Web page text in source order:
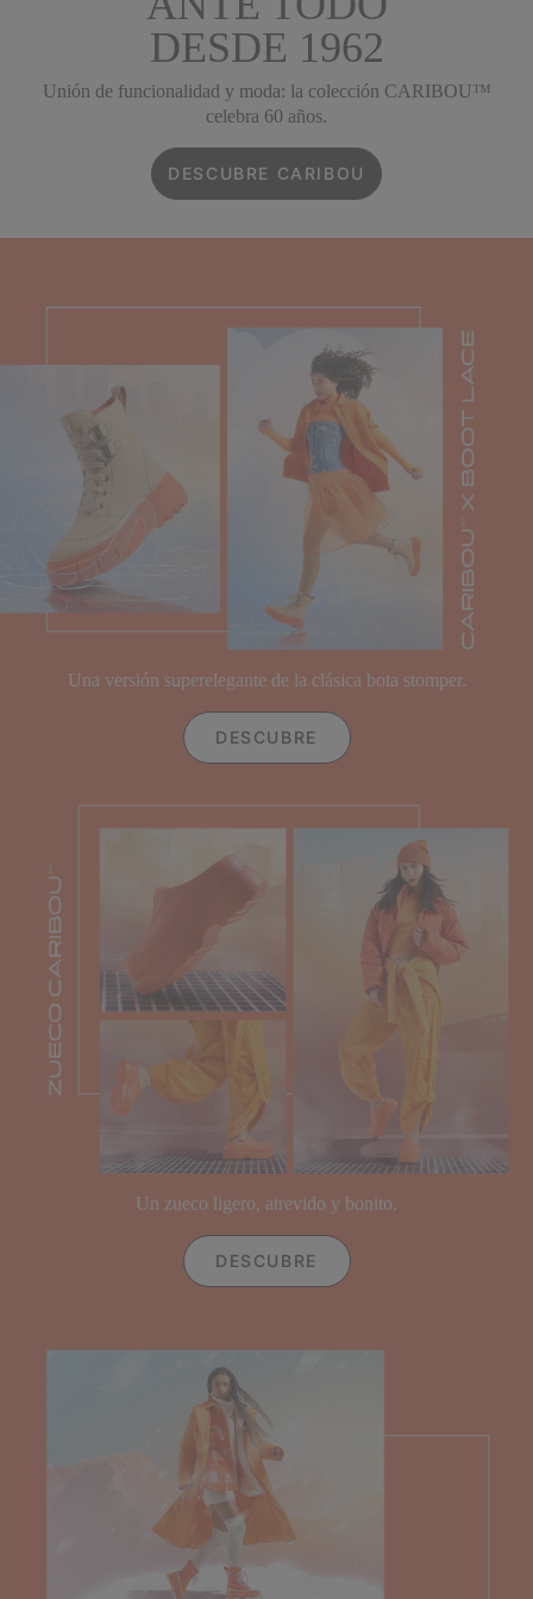
DESDE 1962
Unión de funcionalidad y moda: la colección CARIBOU™
celebra 60 años.
DESCUBRE CARIBOU
Una versión superelegante de la clásica bota stomper.
DESCUBRE
Un zueco ligero, atrevido y bonito.
DESCUBRE